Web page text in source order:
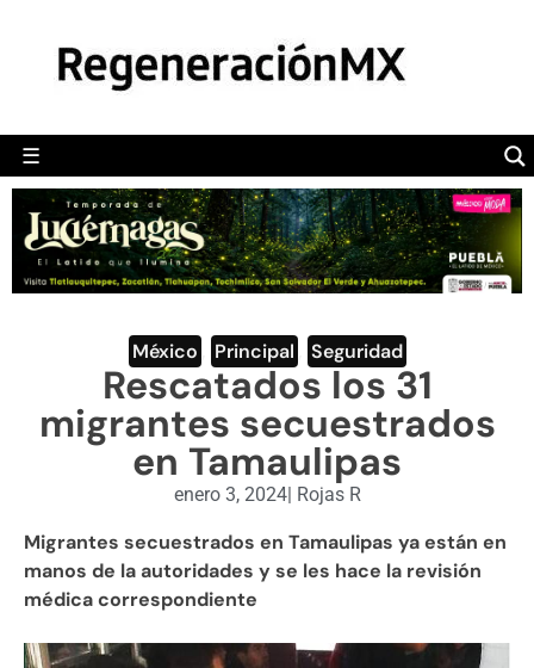
☰
POLÍTICA
CAMALEÓN
OPINIÓN
DEPORTES
ENGLISH SECTION
VIDEOS
México Principal Seguridad
Rescatados los 31
migrantes secuestrados
en Tamaulipas
enero 3, 2024| Rojas R
Migrantes secuestrados en Tamaulipas ya están en
manos de la autoridades y se les hace la revisión
médica correspondiente